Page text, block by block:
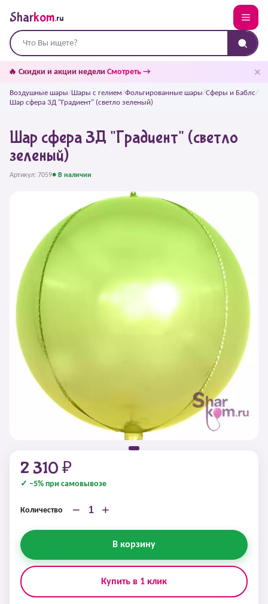
Sharkom.ru
🔥 Скидки и акции недели Смотреть → ✕
Воздушные шары/Шары с гелием/Фольгированные шары/Сферы и Баблс/
Шар сфера 3Д "Градиент" (светло зеленый)
Шар сфера 3Д "Градиент" (светло
зеленый)
Артикул: 7059● В наличии
2 310 ₽
✓ −5% при самовывозе
Количество − +
В корзину
Купить в 1 клик